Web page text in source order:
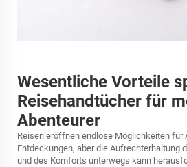
Wesentliche Vorteile
Reisehandtücher für
Abenteurer
Reisen eröffnen endlose Möglichkeiten für
Entdeckungen, aber die Aufrechterhaltung
und des Komforts unterwegs kann